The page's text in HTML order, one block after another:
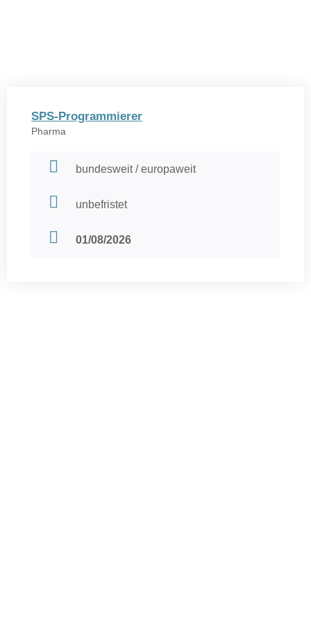
SPS-Programmierer
Pharma
bundesweit / europaweit
unbefristet
01/08/2026